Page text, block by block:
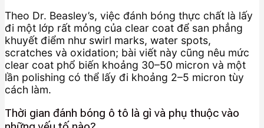
Theo Dr. Beasley’s, việc đánh bóng thực chất là lấy
đi một lớp rất mỏng của clear coat để san phẳng
khuyết điểm như swirl marks, water spots,
scratches và oxidation; bài viết này cũng nêu mức
clear coat phổ biến khoảng 30–50 micron và một
lần polishing có thể lấy đi khoảng 2–5 micron tùy
cách làm.
Thời gian đánh bóng ô tô là gì và phụ thuộc vào